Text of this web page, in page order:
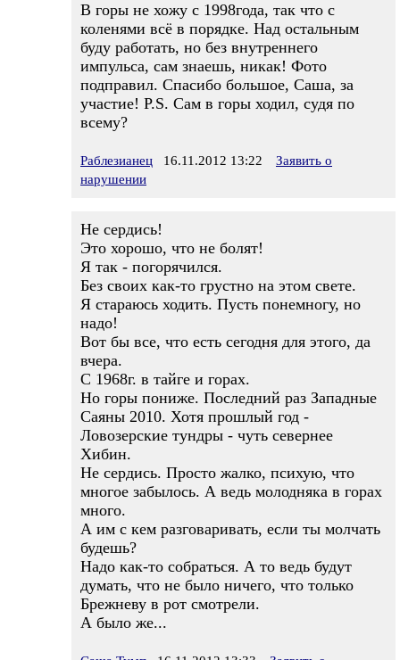
В горы не хожу с 1998года, так что с
коленями всё в порядке. Над остальным
буду работать, но без внутреннего
импульса, сам знаешь, никак! Фото
подправил. Спасибо большое, Саша, за
участие! P.S. Сам в горы ходил, судя по
всему?
Раблезианец 16.11.2012 13:22
Заявить о
нарушении
Не сердись!
Это хорошо, что не болят!
Я так - погорячился.
Без своих как-то грустно на этом свете.
Я стараюсь ходить. Пусть понемногу, но
надо!
Вот бы все, что есть сегодня для этого, да
вчера.
С 1968г. в тайге и горах.
Но горы пониже. Последний раз Западные
Саяны 2010. Хотя прошлый год -
Ловозерские тундры - чуть севернее
Хибин.
Не сердись. Просто жалко, психую, что
многое забылось. А ведь молодняка в горах
много.
А им с кем разговаривать, если ты молчать
будешь?
Надо как-то собраться. А то ведь будут
думать, что не было ничего, что только
Брежневу в рот смотрели.
А было же...